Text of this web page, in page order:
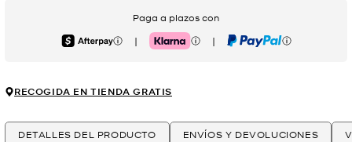
Paga a plazos con
Afterpay | Klarna | PayPal
RECOGIDA EN TIENDA GRATIS
DETALLES DEL PRODUCTO ENVÍOS Y DEVOLUCIONES